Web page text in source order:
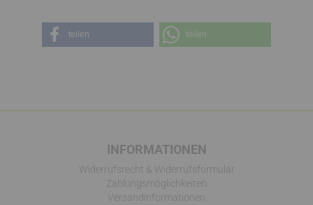
teilen teilen
INFORMATIONEN
Widerrufsrecht & Widerrufsformular
Zahlungsmöglichkeiten
Versandinformationen